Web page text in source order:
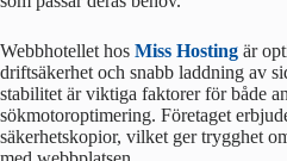
Webbhotellet hos Miss Hosting är
driftsäkerhet och snabb laddning av
stabilitet är viktiga faktorer för både
sökmotoroptimering. Företaget
säkerhetskopior, vilket ger trygghet